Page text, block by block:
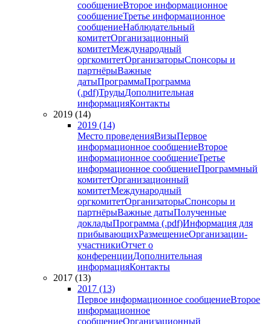
сообщениеВторое информационное
сообщениеТретье информационное
сообщениеНаблюдательный
комитетОрганизационный
комитетМеждународный
оргкомитетОрганизаторыСпонсоры и
партнёрыВажные
датыПрограммаПрограмма
(.pdf)ТрудыДополнительная
информацияКонтакты
2019 (14)
2019 (14)
Место проведенияВизыПервое
информационное сообщениеВторое
информационное сообщениеТретье
информационное сообщениеПрограммный
комитетОрганизационный
комитетМеждународный
оргкомитетОрганизаторыСпонсоры и
партнёрыВажные датыПолученные
докладыПрограмма (.pdf)Информация для
прибывающихРазмещениеОрганизации-
участникиОтчет о
конференцииДополнительная
информацияКонтакты
2017 (13)
2017 (13)
Первое информационное сообщениеВторое
информационное
сообщениеОрганизационный